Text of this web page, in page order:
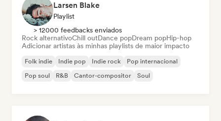
Larsen Blake
Playlist
> 12000 feedbacks enviados
Rock alternativoChill outDance popDream popHip-hop
Adicionar artistas às minhas playlists de maior impacto
Folk indie Indie pop Indie rock
Pop internacional
Pop soul
R&B Cantor-compositor Soul